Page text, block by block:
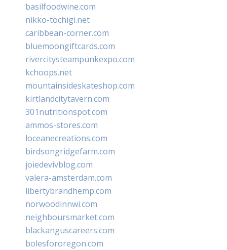
basilfoodwine.com
nikko-tochigi.net
caribbean-corner.com
bluemoongiftcards.com
rivercitysteampunkexpo.com
kchoops.net
mountainsideskateshop.com
kirtlandcitytavern.com
301nutritionspot.com
ammos-stores.com
loceanecreations.com
birdsongridgefarm.com
joiedevivblog.com
valera-amsterdam.com
libertybrandhemp.com
norwoodinnwi.com
neighboursmarket.com
blackanguscareers.com
bolesfororegon.com